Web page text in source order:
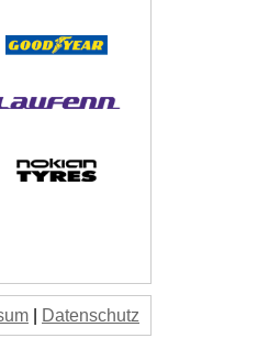
Datenschutz